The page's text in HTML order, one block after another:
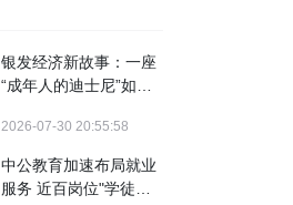
银发经济新故事：一座
“成年人的迪士尼”如何
2026-07-30 20:55:58
中公教育加速布局就业
服务 近百岗位"学徒